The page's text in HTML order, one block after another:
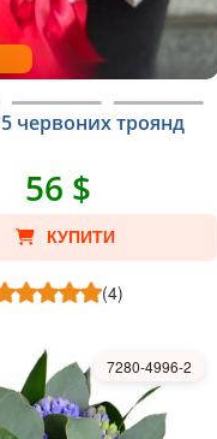
червоних троянд
56 $
КУПИТИ
(4)
7280-4996-2